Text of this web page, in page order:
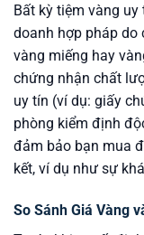
Bất kỳ tiệm vàng
doanh hợp pháp do
vàng miếng hay
chứng nhận chất
uy tín (ví dụ: giấy
phòng kiểm định
đảm bảo bạn mua
kết, ví dụ như sự
So Sánh Giá Vàng